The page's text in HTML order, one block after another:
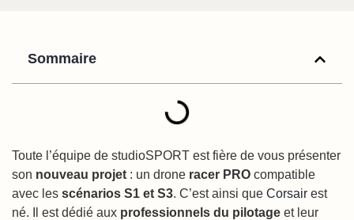
Sommaire
Toute l’équipe de studioSPORT est fière de vous présenter
son nouveau projet : un drone racer PRO compatible
avec les scénarios S1 et S3. C’est ainsi que Corsair est
né. Il est dédié aux professionnels du pilotage et leur